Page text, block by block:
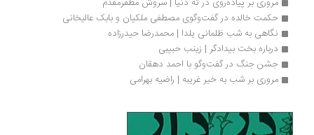
حکمت خالده در گفت‌وگوی مصطفی ملکیان و بابک عالیخانی
نگاهی به شب ظلمانی یلدا | محمدرضا حیدرزاده
درباره بخت بیدادگر | زینب حبیبی
جشن جنگ در گفت‌وگو با احمد دهقان
مروری بر شب به خیر غریبه | راضیه بهرامی